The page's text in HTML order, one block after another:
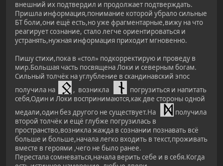
внешний их подтвердил и продолжает подтверждать.
Пришла информация,понимание которой убрало сильные
БТ боли,они ещё есть,но уже фрагментарные,вижу на что
реагирует сознание, стало легче ориентироваться и
устранять,нужная информация приходит мгновенно.
Пишу стихи,пока в «стол» подкорректирую и проведу в
мир.Большая часть посвящена Локи и северным богам.
Сильный толчёк на углубление в скандинавский эпос
получила на
, возникла
погрузиться и напитать
себя,Один и Локи воспринимаются,как две стороны одной
медали,один без другого не существует.На
получила
второй толчёк и ещё глубже погрузилась в
пространство,возникла жажда в сознании познавать всё
больше и больше,начала легко входить в текст,проживать
вместе в героями ,чего не было ранее.
Перестала сомневаться,начала верить себе и в себя.Когда